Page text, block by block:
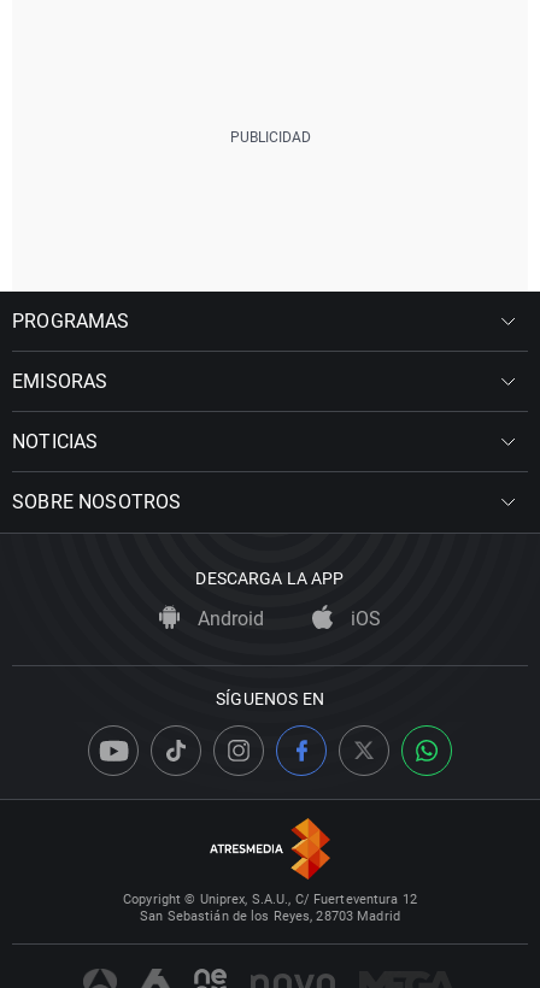
PROGRAMAS
EMISORAS
NOTICIAS
SOBRE NOSOTROS
DESCARGA LA APP
Android iOS
SÍGUENOS EN
Copyright © Uniprex, S.A.U., C/ Fuerteventura 12
San Sebastián de los Reyes, 28703 Madrid